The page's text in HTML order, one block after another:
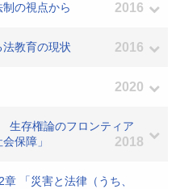
の視点から 2016
教育の現状 2016
2020
生存権論のフロンティア
保障」
2018
「災害と法律（うち、